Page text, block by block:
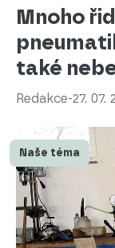
Mnoho
také
Redakce-27. 07.
Naše téma